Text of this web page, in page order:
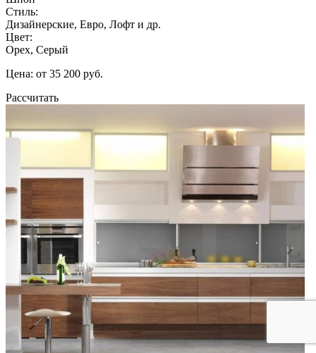
Стиль:
Дизайнерские, Евро, Лофт и др.
Цвет:
Орех, Серый
Цена: от 35 200 руб.
Рассчитать